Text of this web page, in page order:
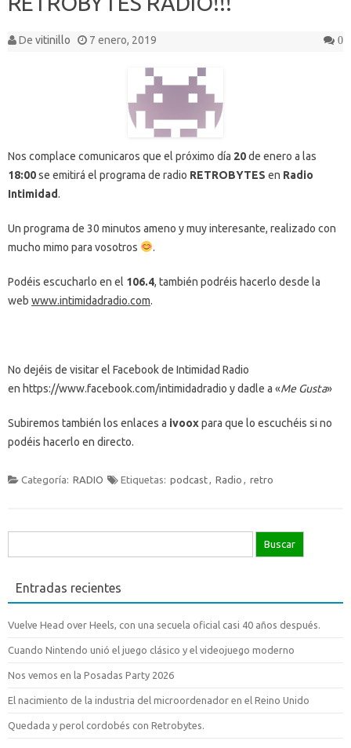
De vitinillo 7 enero, 2019 0
Nos complace comunicaros que el próximo día 20de enero a las
18:00se emitirá el programa de radio RETROBYTES en Radio
Intimidad.
Un programa de 30 minutos ameno y muy interesante, realizado con
mucho mimo para vosotros
.
Podéis escucharlo en el 106.4, también podréis hacerlo desde la
web www.intimidadradio.com.
No dejéis de visitar el Facebook de Intimidad Radio
en https://www.facebook.com/intimidadradio y dadle a «Me Gusta»
Subiremos también los enlaces a ivooxpara que lo escuchéis si no
podéis hacerlo en directo.
Categoría: RADIO Etiquetas: podcast, Radio , retro
Entradas recientes
Vuelve Head over Heels, con una secuela oficial casi 40 años después.
Cuando Nintendo unió el juego clásico y el videojuego moderno
Nos vemos en la Posadas Party 2026
El nacimiento de la industria del microordenador en el Reino Unido
Quedada y perol cordobés con Retrobytes.